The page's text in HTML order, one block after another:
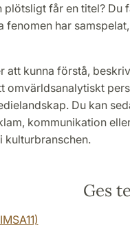
får en titel? Du
har
att kunna förstå,
omvärldsanalytiskt
Du kan
kommunikation
kulturbranschen.
Ges